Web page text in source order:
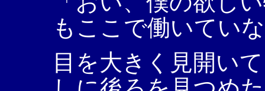
もここで働いてい
目を大きく見開い